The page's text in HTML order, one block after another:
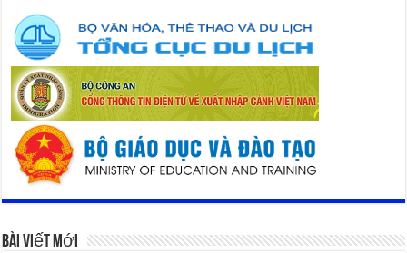
Bài Viết Mới